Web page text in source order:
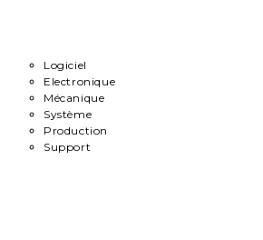
Logiciel
Electronique
Mécanique
Système
Production
Support